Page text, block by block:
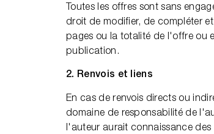
Toutes les offres sont sans
droit de modifier, de compléter
pages ou la totalité de l'offre ou
publication.
2. Renvois et liens
En cas de renvois directs ou
domaine de responsabilité de
l'auteur aurait connaissance